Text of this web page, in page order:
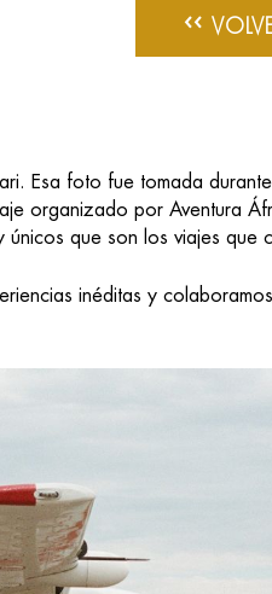
‹‹
Esa foto fue tomada
organizado por Aventura
que son los viajes que
inéditas y